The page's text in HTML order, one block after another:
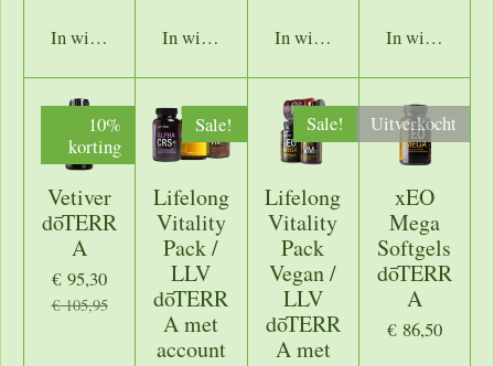
In winkelwagenIn winkelwagenIn winkelwagenIn
10%
korting
Vetiver
dōTERR
A
€ 95,30
€ 105,95
Sale!
Lifelong
Vitality
Pack /
LLV
dōTERR
A met
account
Sale!
Lifelong
Vitality
Pack
Vegan /
LLV
dōTERR
A met
Uitverkocht
xEO
Mega
Softgels
dōTERR
A
€ 86,50